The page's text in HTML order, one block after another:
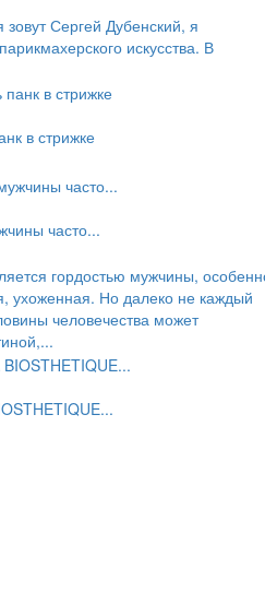
Сергей Дубенский, я
искусства. В
в стрижке
часто...
гордостью мужчины,
ухоженная. Но далеко не каждый
человечества может